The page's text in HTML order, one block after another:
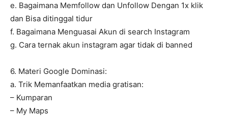
e. Bagaimana Memfollow dan Unfollow Dengan 1x klik
dan Bisa ditinggal tidur
f. Bagaimana Menguasai Akun di search Instagram
g. Cara ternak akun instagram agar tidak di banned
6. Materi Google Dominasi:
a. Trik Memanfaatkan media gratisan:
– Kumparan
– My Maps